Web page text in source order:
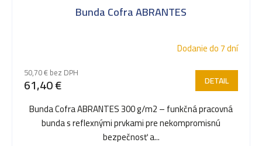
Bunda Cofra ABRANTES
Dodanie do 7 dní
50,70 € bez DPH
61,40 € DETAIL
Bunda Cofra ABRANTES 300 g/m2 – funkčná pracovná
bunda s reflexnými prvkami pre nekompromisnú
bezpečnosť a...